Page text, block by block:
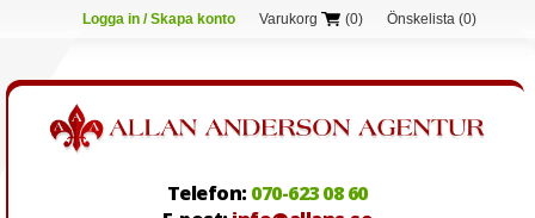
Logga in / Skapa konto Varukorg (0) Önskelista (0)
Telefon: 070-623 08 60